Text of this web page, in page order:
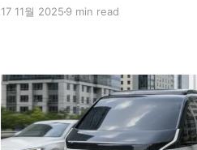
산될 현대차 전략을 분석했다.
17 11월 20259 min read